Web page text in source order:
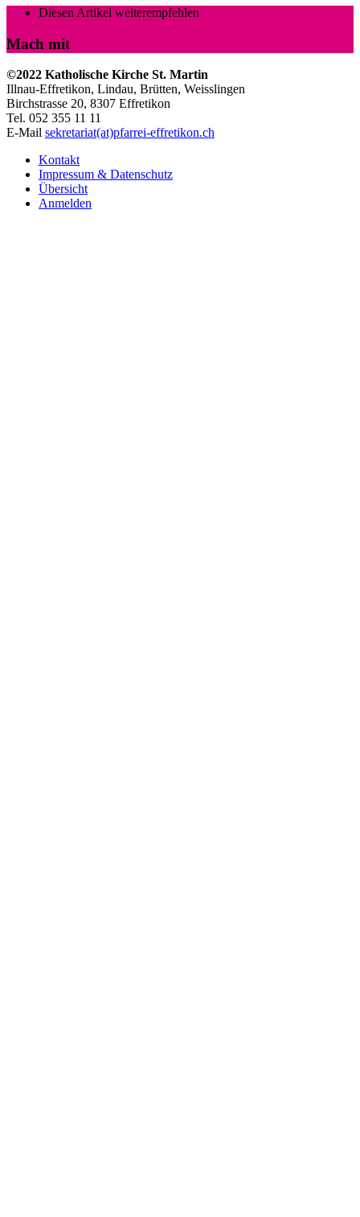
Diesen Artikel weiterempfehlen
Mach mit
©2022 Katholische Kirche St. Martin
Illnau-Effretikon, Lindau, Brütten, Weisslingen
Birchstrasse 20, 8307 Effretikon
Tel. 052 355 11 11
E-Mail sekretariat(at)pfarrei-effretikon.ch
Kontakt
Impressum & Datenschutz
Übersicht
Anmelden